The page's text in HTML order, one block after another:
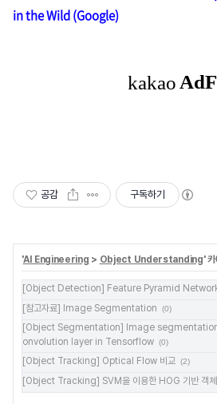
in the Wild (Google)
공감 구독하기
'AI Engineering > Object Understanding'
[Object Detection] Feature Pyramid
[참고자료] Image Segmentation (0)
[Object Segmentation] Image
onvolution layer in Tensorflow (0)
[Object Tracking] Optical Flow 비교 (2)
[Object Tracking] SVM을 이용한 HOG 기반 객체